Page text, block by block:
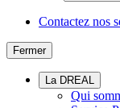
Contactez nos
Fermer
La DREAL
Qui